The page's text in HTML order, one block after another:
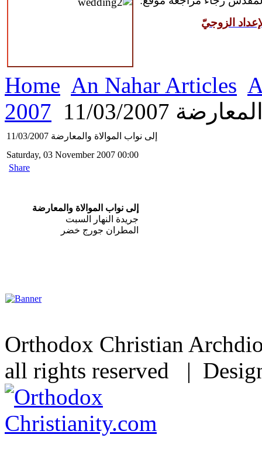
الزوجيّ
Home An Nahar Articles
2007
11/03/2007
إلى نواب الموالاة والمعارضة 11/03/2007
Saturday, 03 November 2007 00:00
Share
إلى نواب الموالاة والمعارضة
جريدة النهار السبت
المطران جورج خضر
Orthodox Christian
all rights reserved |